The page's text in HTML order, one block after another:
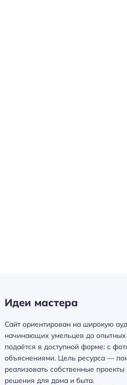
Идеи мастера
Сайт ориентирован на широкую
начинающих умельцев до опытных
подаётся в доступной форме: с
объяснениями. Цель ресурса —
реализовать собственные
решения для дома и быта.